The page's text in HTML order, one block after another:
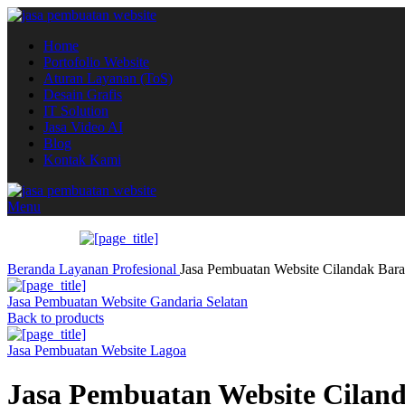
Home
Portofolio Website
Aturan Layanan (ToS)
Desain Grafis
IT Solution
Jasa Video AI
Blog
Kontak Kami
Menu
Beranda Layanan Profesional Jasa Pembuatan Website Cilandak
Jasa Pembuatan Website Gandaria Selatan
Back to products
Jasa Pembuatan Website Lagoa
Jasa Pembuatan Website